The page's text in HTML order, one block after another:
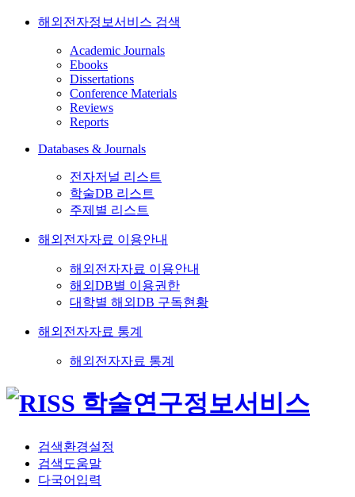
해외전자정보서비스 검색
Academic Journals
Ebooks
Dissertations
Conference Materials
Reviews
Reports
Databases & Journals
전자저널 리스트
학술DB 리스트
주제별 리스트
해외전자자료 이용안내
해외전자자료 이용안내
해외DB별 이용권한
대학별 해외DB 구독현황
해외전자자료 통계
해외전자자료 통계
검색환경설정
검색도움말
다국어입력